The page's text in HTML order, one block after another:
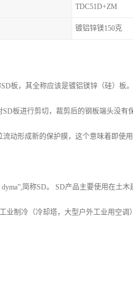
TDC51D+ZM
镀铝锌镁150克
板，其全称应该是镀铝镁锌（硅）板
板进行剪切，裁剪后的钢板端头没有
动形成新的保护膜，这个意味着即使
简称SD。 SD产品主要使用在土
制冷（冷却塔，大型户外工业用空调